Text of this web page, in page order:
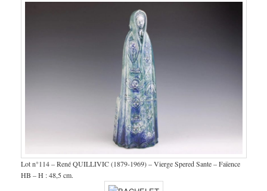
Lot n°114 – René QUILLIVIC (1879-1969) – Vierge Spered Sante – Faïence
HB – H : 48,5 cm.